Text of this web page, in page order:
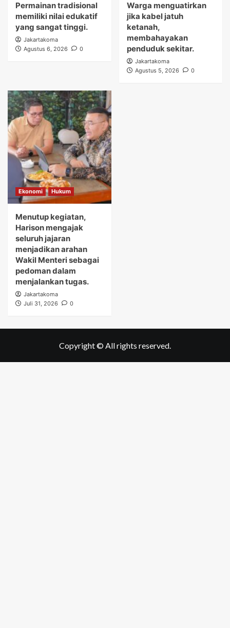
Permainan tradisional
memiliki nilai edukatif
yang sangat tinggi.
Jakartakoma
Agustus 6, 2026
0
Warga menguatirkan
jika kabel jatuh
ketanah,
membahayakan
penduduk sekitar.
Jakartakoma
Agustus 5, 2026
0
Ekonomi Hukum
Menutup kegiatan,
Harison mengajak
seluruh jajaran
menjadikan arahan
Wakil Menteri sebagai
pedoman dalam
menjalankan tugas.
Jakartakoma
Juli 31, 2026
0
Copyright © All rights reserved.